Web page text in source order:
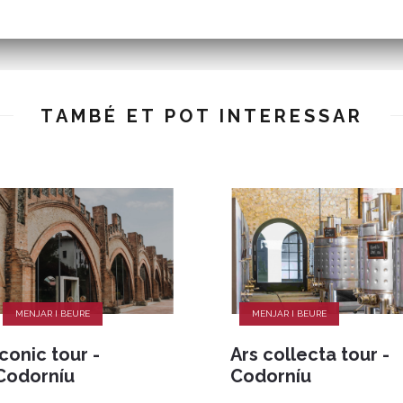
TAMBÉ ET POT INTERESSAR
MENJAR I BEURE
tour -
MENJAR I BEURE
Ars collecta tour -
Codorníu